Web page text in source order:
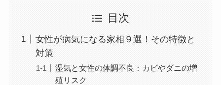
目次
女性が病気になる家相９選！その特徴と
対策
湿気と女性の体調不良：カビやダニの増
殖リスク